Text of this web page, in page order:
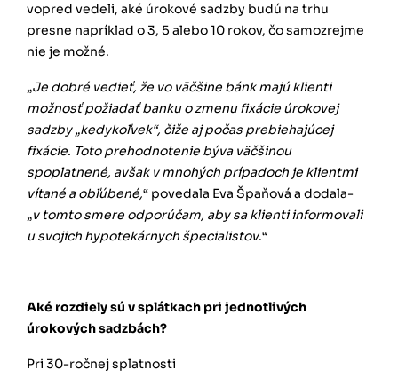
vopred vedeli, aké úrokové sadzby budú na trhu
presne napríklad o 3, 5 alebo 10 rokov, čo samozrejme
nie je možné.
„Je dobré vedieť, že vo väčšine bánk majú klienti
možnosť požiadať banku o zmenu fixácie úrokovej
sadzby „kedykoľvek“, čiže aj počas prebiehajúcej
fixácie. Toto prehodnotenie býva väčšinou
spoplatnené, avšak v mnohých prípadoch je klientmi
vítané a obľúbené,“ povedala Eva Špaňová a dodala-
„v tomto smere odporúčam, aby sa klienti informovali
u svojich hypotekárnych špecialistov.“
Aké rozdiely sú v splátkach pri jednotlivých
úrokových sadzbách?
Pri 30-ročnej splatnosti